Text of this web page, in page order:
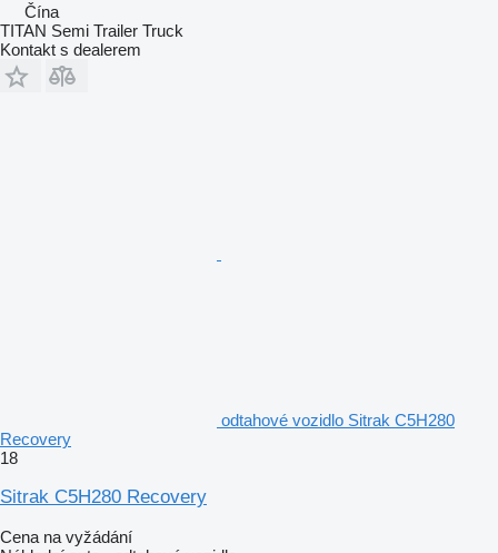
Čína
TITAN Semi Trailer Truck
Kontakt s dealerem
odtahové vozidlo Sitrak C5H280
Recovery
18
Sitrak C5H280 Recovery
Cena na vyžádání